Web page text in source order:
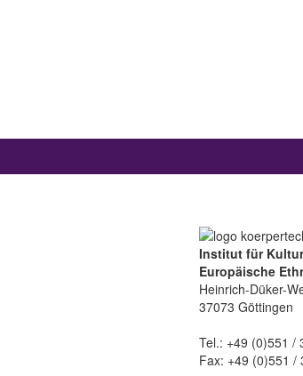
Institut für
Europäische
Heinrich-Düker-
37073 Göttingen
Tel.: +49 (0)551 /
Fax: +49 (0)551 /